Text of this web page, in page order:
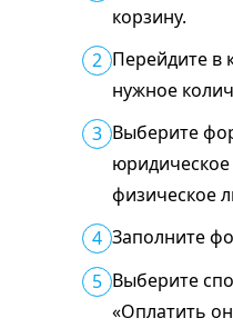
корзину.
2 Перейдите в
нужное
3 Выберите
физическое
4 Заполните
5 Выберите
«Оплатить